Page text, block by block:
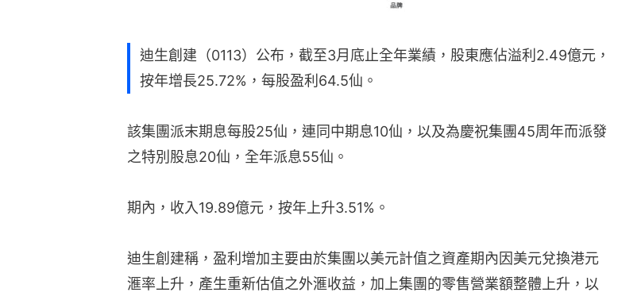
迪生創建（0113）公布，截至3月底止全年業績，股東應佔溢利2.49億元，
按年增長25.72%，每股盈利64.5仙。
該集團派末期息每股25仙，連同中期息10仙，以及為慶祝集團45周年而派發
之特別股息20仙，全年派息55仙。
期內，收入19.89億元，按年上升3.51%。
迪生創建稱，盈利增加主要由於集團以美元計值之資產期內因美元兌換港元
滙率上升，產生重新估值之外滙收益，加上集團的零售營業額整體上升，以